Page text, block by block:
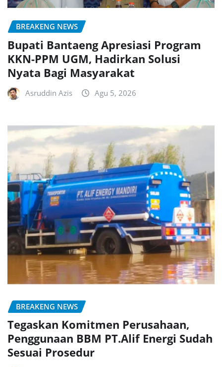
BREAKENG NEWS
Bupati Bantaeng Apresiasi Program
KKN-PPM UGM, Hadirkan Solusi
Nyata Bagi Masyarakat
Asruddin Azis Agu 5, 2026
BREAKENG NEWS
Tegaskan Komitmen Perusahaan,
Penggunaan BBM PT.Alif Energi Sudah
Sesuai Prosedur